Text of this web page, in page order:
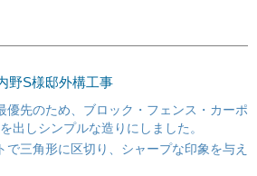
野S様邸外構工事
優先のため、ブロック・フェンス・カーポ
出しシンプルな造りにしました。
で三角形に区切り、シャープな印象を与え